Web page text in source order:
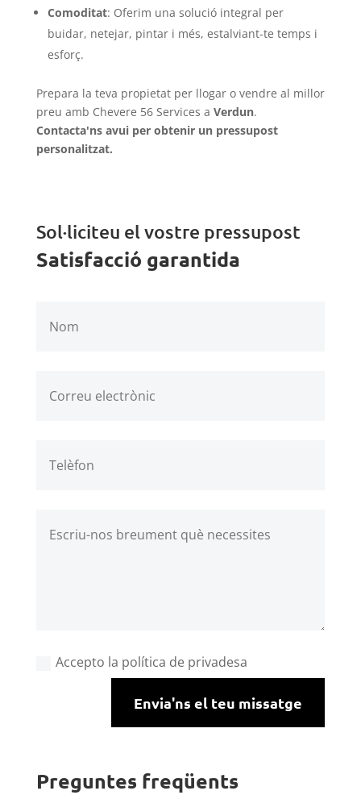
Comoditat: Oferim una solució integral per
buidar, netejar, pintar i més, estalviant-te temps i
esforç.
Prepara la teva propietat per llogar o vendre al millor
preu amb Chevere 56 Services a Verdun.
Contacta'ns avui per obtenir un pressupost
personalitzat.
Sol·liciteu el vostre pressupost
Satisfacció garantida
Accepto la política de privadesa
Envia'ns el teu missatge
Preguntes freqüents